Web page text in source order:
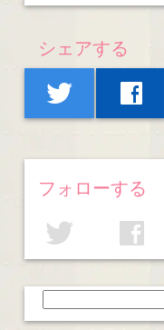
シェアする
twitter facebook
フォローする
twitter facebook